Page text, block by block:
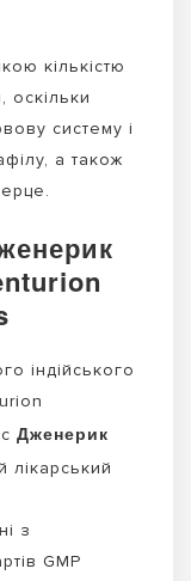
кількістю
систему і
а також
індійського
Дженерик
лікарський
з
GMP